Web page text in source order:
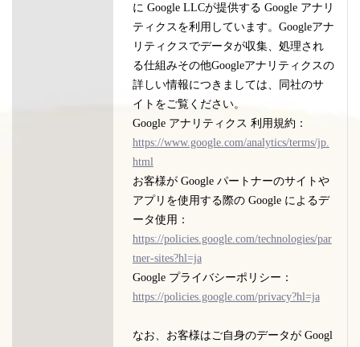
に Google LLCが提供する Google アナリ
ティクスを利用しています。Googleアナ
リティクスでデータが収集、処理され
る仕組みその他Googleアナリティクスの
詳しい情報につきましては、同社のサ
イトをご覧ください。
Google アナリティクス 利用規約：
https://www.google.com/analytics/terms/jp.
html
お客様が Google パートナーのサイトや
アプリを使用する際の Google によるデ
ータ使用：
https://policies.google.com/technologies/par
tner-sites?hl=ja
Google プライバシーポリシー：
https://policies.google.com/privacy?hl=ja
なお、お客様はご自身のデータが Googl